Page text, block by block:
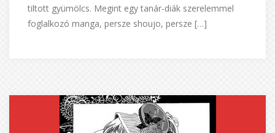
tiltott gyümölcs. Megint egy tanár-diák szerelemmel
foglalkozó manga, persze shoujo, persze […]